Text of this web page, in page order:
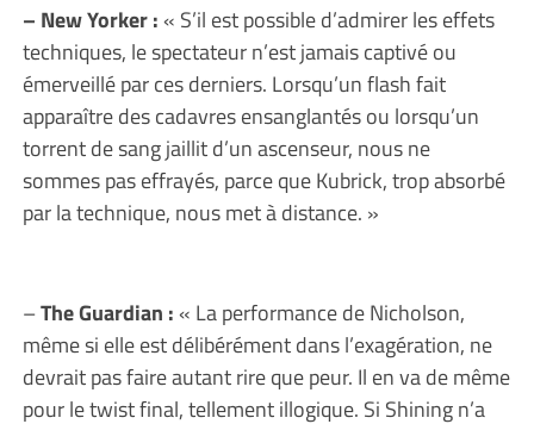
– New Yorker :« S’il est possible d’admirer les effets
techniques, le spectateur n’est jamais captivé ou
émerveillé par ces derniers. Lorsqu’un flash fait
apparaître des cadavres ensanglantés ou lorsqu’un
torrent de sang jaillit d’un ascenseur, nous ne
sommes pas effrayés, parce que Kubrick, trop absorbé
par la technique, nous met à distance. »
–The Guardian :« La performance de Nicholson,
même si elle est délibérément dans l’exagération, ne
devrait pas faire autant rire que peur. Il en va de même
pour le twist final, tellement illogique. Si Shining n’a